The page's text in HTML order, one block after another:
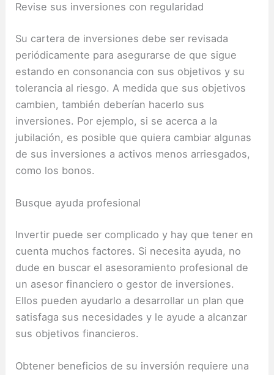
Revise sus inversiones con regularidad
Su cartera de inversiones debe ser revisada
periódicamente para asegurarse de que sigue
estando en consonancia con sus objetivos y su
tolerancia al riesgo. A medida que sus objetivos
cambien, también deberían hacerlo sus
inversiones. Por ejemplo, si se acerca a la
jubilación, es posible que quiera cambiar algunas
de sus inversiones a activos menos arriesgados,
como los bonos.
Busque ayuda profesional
Invertir puede ser complicado y hay que tener en
cuenta muchos factores. Si necesita ayuda, no
dude en buscar el asesoramiento profesional de
un asesor financiero o gestor de inversiones.
Ellos pueden ayudarlo a desarrollar un plan que
satisfaga sus necesidades y le ayude a alcanzar
sus objetivos financieros.
Obtener beneficios de su inversión requiere una